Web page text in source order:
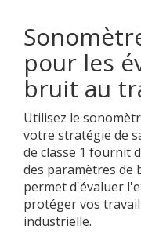
pour les
bruit au
Utilisez le
votre stratégie de
de classe 1 fournit
des paramètres de
permet d'évaluer
protéger vos
industrielle.